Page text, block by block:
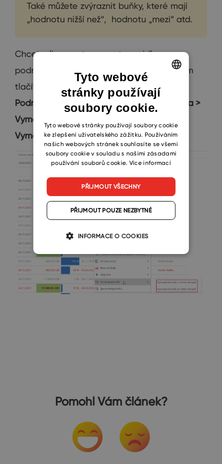
Také můžete zvýraznit buňky, které mají
„hodnotu nižší než“, hodnotu „mezi“ atd.
Chcete-li smazat vymazat pravidlo
podmíněného formátování, klikněte pravým
tlačítkem myši na sloupec a vyberte
Podmíněné formátování > Vymazat pravidla >
Vymazat pravidla z tohoto sloupce
Vymazat pravidla ze všech sloupců.
Pomohl Vám článek?
ENGLISH
CZECH
SLOVAK
Tyto webové
stránky používají
soubory cookie.
Tyto webové stránky používají soubory cookie
ke zlepšení uživatelského zážitku. Používáním
našich webových stránek souhlasíte se všemi
soubory cookie v souladu s našimi zásadami
používání souborů cookie. Více informací
PŘIJMOUT VŠECHNY
PŘIJMOUT POUZE NEZBYTNÉ
INFORMACE O COOKIES